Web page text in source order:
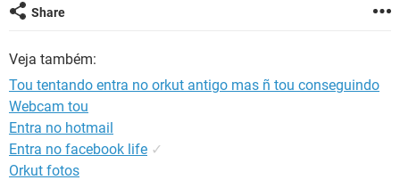
Share
Veja também:
Tou tentando entra no orkut antigo mas ñ tou conseguindo
Webcam tou
Entra no hotmail
Entra no facebook life ✓
Orkut fotos